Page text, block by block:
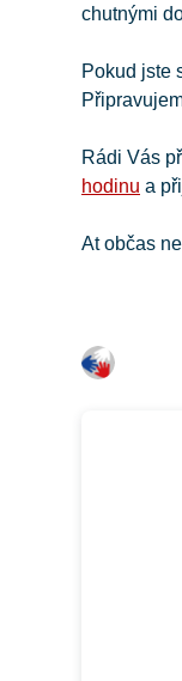
chutnými
Pokud jste
Rádi Vás
hodinu a
At občas